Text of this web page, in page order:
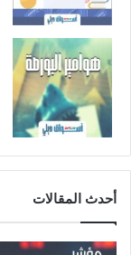
أحدث المقالات